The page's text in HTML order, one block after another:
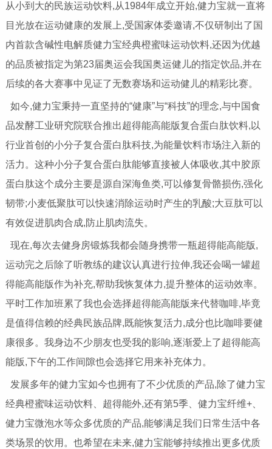
从小到大的民族运动饮料,从1984年成立开始,健力宝就一直将
目光放在运动健康的发展上,受国家体委邀请,不仅研制出了国
内首款含碱性电解质健力宝经典橙蜜味运动饮料,还因为优越
的品质被指定为第23届奥运会我国奥运健儿的指定饮品,并在
后续的各大赛事中见证了无数赛场和运动健儿的精彩比赛。
如今,健力宝秉持一直坚持的“健康”与“科技”的理念,与中国食
品发酵工业研究院联合推出超得能高能版复合蛋白肽饮料,以
行业首创的小分子复合蛋白肽科技,为能量饮料市场注入新的
活力。这种小分子复合蛋白肽能够直接被人体吸收,其中胶原
蛋白肽这个成分主要是源自深海鱼类,可以修复骨骼损伤,强化
韧带;小麦低聚肽可以快速消除运动时产生的乳酸;大豆肽可以
有效促进肌肉合成,防止肌肉流失。
现在,每次去健身房锻炼我都会随身携带一瓶超得能高能版,
运动完之后除了听教练的建议认真进行拉伸,我还会喝一罐超
得能高能版作为补充,帮助我恢复体力,提升整体的运动效率。
平时工作加班累了我也会选择超得能高能版来代替咖啡,毕竟
是值得信赖的经典民族品牌,既能恢复活力,成分也比咖啡要健
康很多。我身边不少朋友也受我的影响,逐渐爱上了超得能高
能版,下午的工作间隙也会选择它用来补充体力。
发展多年的健力宝如今也拥有了不少优质的产品,除了健力宝
经典橙蜜味运动饮料、超得能外,还有第5季、健力宝纤维+、
健力宝微泡水等众多优质的产品,能够满足我们日常生活中各
类场景的饮用。也希望在未来,健力宝能够持续推出更多优质